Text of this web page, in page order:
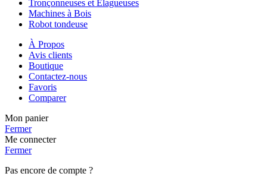
Tronçonneuses et Elagueuses
Machines à Bois
Robot tondeuse
À Propos
Avis clients
Boutique
Contactez-nous
Favoris
Comparer
Mon panier
Fermer
Me connecter
Fermer
Pas encore de compte ?